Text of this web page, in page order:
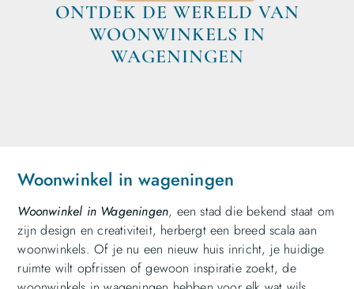
ONTDEK DE WERELD VAN
WOONWINKELS IN
WAGENINGEN
Woonwinkel in wageningen
Woonwinkel in Wageningen, een stad die bekend staat om
zijn design en creativiteit, herbergt een breed scala aan
woonwinkels. Of je nu een nieuw huis inricht, je huidige
ruimte wilt opfrissen of gewoon inspiratie zoekt, de